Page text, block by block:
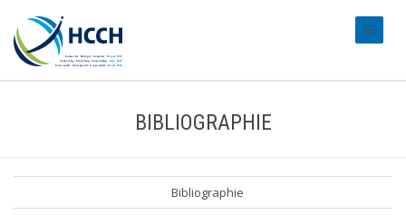
BIBLIOGRAPHIE
Bibliographie